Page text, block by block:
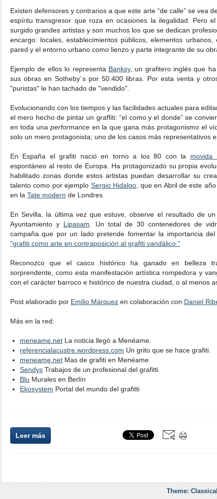
Existen defensores y contrarios a que este arte “de calle” se vea
espíritu transgresor que roza en ocasiones la ilegalidad. Pero
surgido grandes artistas y son muchos los que se dedican
encargo: locales, establecimientos públicos, elementos
pared y el entorno urbano como lienzo y parte integrante de su
Ejemplo de ellos lo representa Banksy, un grafitero inglés que
sus obras en Sotheby´s por 50.400 libras. Por esta venta y
"puristas" le han tachado de "vendido".
Evolucionando con los tiempos y las facilidades actuales para
el mero hecho de pintar un graffiti: “el como y el donde” se
en toda una performance en la que gana más protagonismo el
solo un mero protagonista; uno de los casos más representativos
En España el grafiti nació en torno a los 80 con la movida
espontáneo al resto de Europa. Ha protagonizado su propia
habilitado zonas donde estos artistas puedan desarrollar su
talento como por ejemplo Sergio Hidalgo, que en Abril de este
en la Tate modern de Londres
En Sevilla, la última vez que estuve, observe el resultado de
Ayuntamiento y Lipasam . Un total de 30 contenedores de
campaña que por un lado pretende fomentar la importancia
"grafiti como arte en contraposición al grafiti vandálico."
Reconozco que el casco histórico ha ganado en belleza
sorprendente, como esta manifestación artística rompedora y
con el carácter barroco e histórico de nuestra ciudad, o al menos
Post elaborado por Emilio Márquez en colaboración con Daniel
Más en la red:
meneame.net La noticia llegó a Menéame.
referencialacustre.wordpress.com Un grito que se hace grafiti.
meneame.net Mas de grafiti en Menéame.
Sendys Trabajos de un profesional del grafitti
Blu Murales en Berlín
Ekosystem Portal del mundo del grafitti
Leer más
Theme: